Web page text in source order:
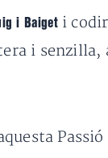
i Baigeti
i